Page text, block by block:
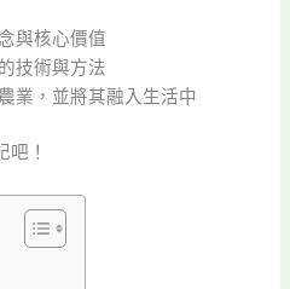
與核心價值
技術與方法
業，並將其融入生活中
！